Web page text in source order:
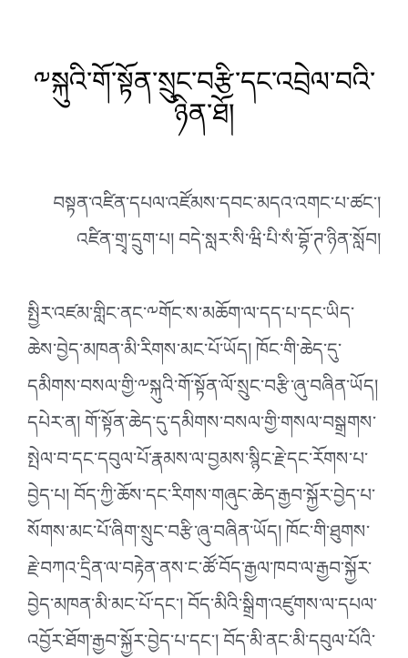
༸སྐུའི་གོ་སྟོན་སྲུང་བརྩི་དང་འབྲེལ་བའི་
ཉིན་ཐོ།
བསྟན་འཛིན་དཔལ་འཛོམས་དབང་མདའ་འགང་པ་ཚང་།
འཛིན་གྲྭ་དྲུག་པ། བདེ་སླར་སི་ཝི་པི་སཾ་བྷོ་ཊ་ཉིན་སློབ།
སྤྱིར་འཛམ་གླིང་ནང་༸གོང་ས་མཆོག་ལ་དད་པ་དང་ཡིད་
ཆེས་བྱེད་མཁན་མི་རིགས་མང་པོ་ཡོད། ཁོང་གི་ཆེད་དུ་
དམིགས་བསལ་གྱི་༸སྐུའི་གོ་སྟོན་ལོ་སྲུང་བརྩི་ཞུ་བཞིན་ཡོད།
དཔེར་ན། གོ་སྟོན་ཆེད་དུ་དམིགས་བསལ་གྱི་གསལ་བསྒྲགས་
སྤེལ་བ་དང་དབུལ་པོ་རྣམས་ལ་བྱམས་སྙིང་རྗེ་དང་རོགས་པ་
བྱེད་པ། བོད་ཀྱི་ཆོས་དང་རིགས་གཞུང་ཆེད་རྒྱབ་སྐྱོར་བྱེད་པ་
སོགས་མང་པོ་ཞིག་སྲུང་བརྩི་ཞུ་བཞིན་ཡོད། ཁོང་གི་ཐུགས་
རྗེ་བཀའ་དྲིན་ལ་བརྟེན་ནས་ང་ཚོ་བོད་རྒྱལ་ཁབ་ལ་རྒྱབ་སྐྱོར་
བྱེད་མཁན་མི་མང་པོ་དང་། བོད་མིའི་སྒྲིག་འཛུགས་ལ་དཔལ་
འབྱོར་ཐོག་རྒྱབ་སྐྱོར་བྱེད་པ་དང་། བོད་མི་ནང་མི་དབུལ་པོའི་